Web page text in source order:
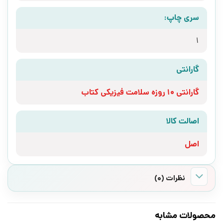
سری چاپ:
1
گارانتی
گارانتی 10 روزه سلامت فیزیکی کتاب
اصالت کالا
اصل
نظرات (0)
محصولات مشابه